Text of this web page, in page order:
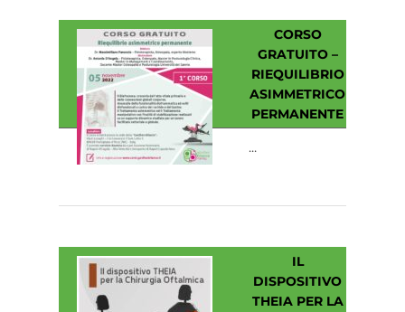
CORSO
GRATUITO –
RIEQUILIBRIO
ASIMMETRICO
PERMANENTE
...
IL
DISPOSITIVO
THEIA PER LA